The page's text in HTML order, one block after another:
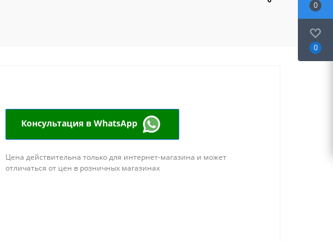
Консультация в WhatsApp
Цена действительна только для интернет-магазина и может
отличаться от цен в розничных магазинах
0
0